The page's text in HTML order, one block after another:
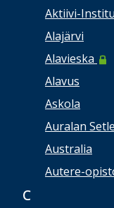
Aktiivi-
Alajärvi
Alavieska
Alavus
Askola
Auralan
Australia
Autere-
C